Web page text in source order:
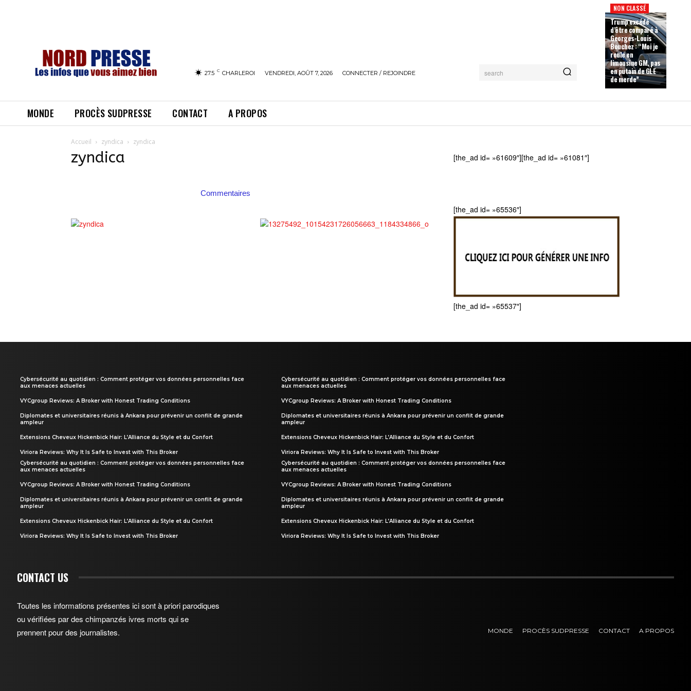
27.5 C CHARLEROI VENDREDI, AOÛT 7, 2026 CONNECTER / REJOINDRE search
NON CLASSÉ
Trump excédé
d’être comparé à
Georges-Louis
Bouchez : “Moi je
roule en
limousine GM, pas
en putain de GLE
de merde”
MONDE PROCÈS SUDPRESSE CONTACT A PROPOS
Accueil zyndica zyndica
zyndica
Commentaires
[the_ad id= »61609″][the_ad id= »61081″]
[the_ad id= »65536″]
[the_ad id= »65537″]
Cybersécurité au quotidien : Comment protéger vos données personnelles face
aux menaces actuelles
VYCgroup Reviews: A Broker with Honest Trading Conditions
Diplomates et universitaires réunis à Ankara pour prévenir un conflit de grande
ampleur
Extensions Cheveux Hickenbick Hair: L’Alliance du Style et du Confort
Viriora Reviews: Why It Is Safe to Invest with This Broker
Cybersécurité au quotidien : Comment protéger vos données personnelles face
aux menaces actuelles
VYCgroup Reviews: A Broker with Honest Trading Conditions
Diplomates et universitaires réunis à Ankara pour prévenir un conflit de grande
ampleur
Extensions Cheveux Hickenbick Hair: L’Alliance du Style et du Confort
Viriora Reviews: Why It Is Safe to Invest with This Broker
Cybersécurité au quotidien : Comment protéger vos données personnelles face
aux menaces actuelles
VYCgroup Reviews: A Broker with Honest Trading Conditions
Diplomates et universitaires réunis à Ankara pour prévenir un conflit de grande
ampleur
Extensions Cheveux Hickenbick Hair: L’Alliance du Style et du Confort
Viriora Reviews: Why It Is Safe to Invest with This Broker
Cybersécurité au quotidien : Comment protéger vos données personnelles face
aux menaces actuelles
VYCgroup Reviews: A Broker with Honest Trading Conditions
Diplomates et universitaires réunis à Ankara pour prévenir un conflit de grande
ampleur
Extensions Cheveux Hickenbick Hair: L’Alliance du Style et du Confort
Viriora Reviews: Why It Is Safe to Invest with This Broker
CONTACT US
Toutes les informations présentes ici sont à priori parodiques
ou vérifiées par des chimpanzés ivres morts qui se
prennent pour des journalistes.
MONDE PROCÈS SUDPRESSE CONTACT A PROPOS